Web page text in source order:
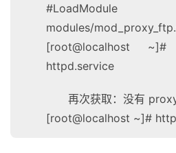
#LoadModule
modules/
[root@localhost
httpd.service
再次获取：没有
[root@localhost ~]#